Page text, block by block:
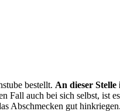
bestellt. An dieser
Fall auch bei sich selbst, ist
Abschmecken gut